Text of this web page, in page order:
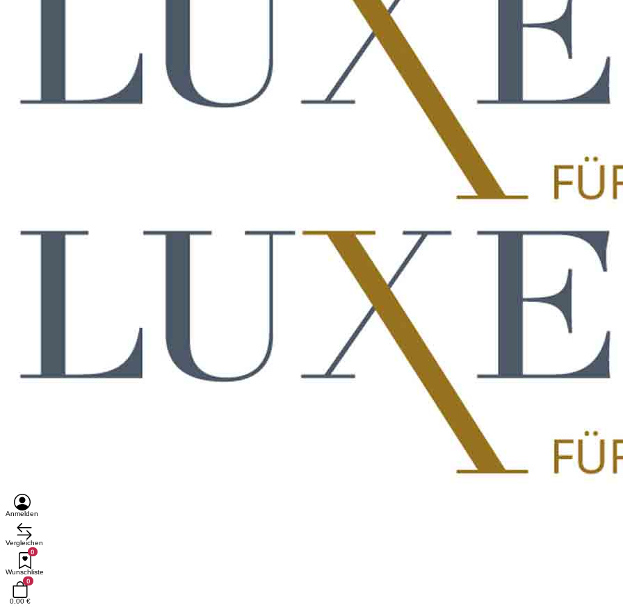
Anmelden
Vergleichen
0
Wunschliste
0
0,00 €